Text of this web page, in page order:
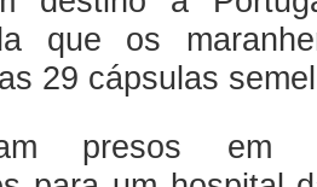
que os
29 cápsulas
presos em